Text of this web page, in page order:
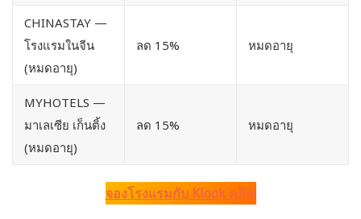
CHINASTAY —
โรงแรมในจีน
(หมดอายุ)
ลด 15% หมดอายุ
MYHOTELS —
มาเลเซีย เก็นติ้ง
(หมดอายุ)
ลด 15% หมดอายุ
จองโรงแรมกับ Klook คลิก!